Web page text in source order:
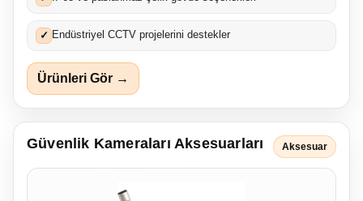
✓ Endüstriyel CCTV projelerini destekler
Ürünleri Gör →
Güvenlik Kameraları Aksesuarları Aksesuar